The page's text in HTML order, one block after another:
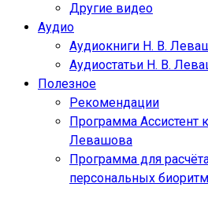
Другие видео
Аудио
Аудиокниги Н. В.
Аудиостатьи Н. В.
Полезное
Рекомендации
Программа Ассистент
Левашова
Программа для
персональных